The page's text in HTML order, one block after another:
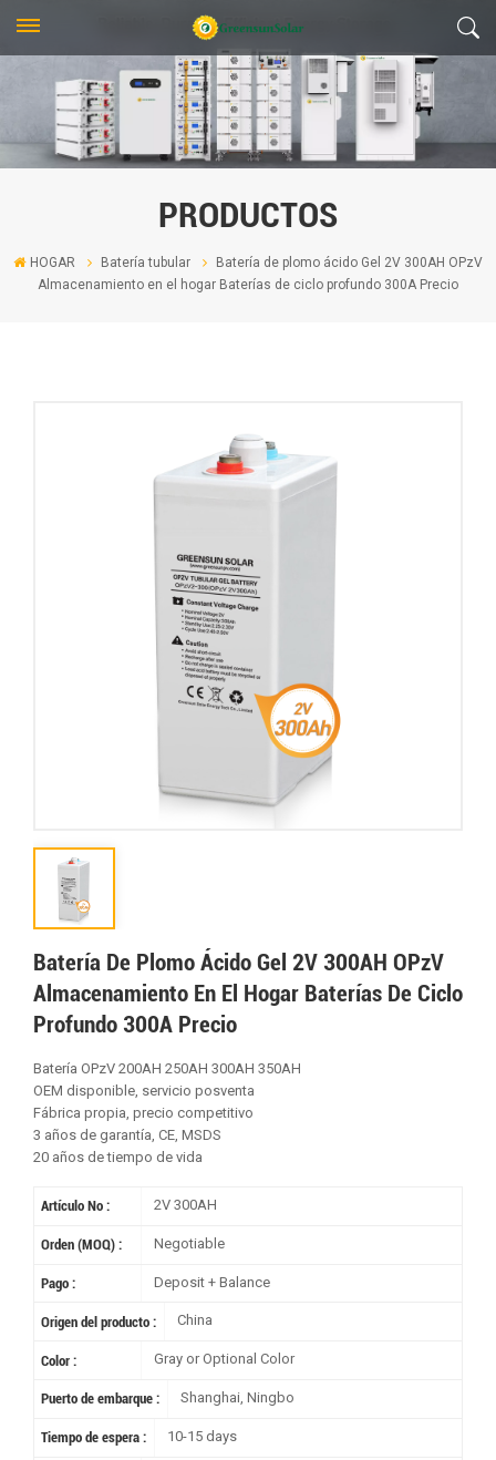
PRODUCTOS
HOGAR Batería tubular
Batería de plomo ácido Gel 2V 300AH OPzV
Almacenamiento en el hogar Baterías de ciclo profundo 300A Precio
Batería De Plomo Ácido Gel 2V 300AH OPzV
Almacenamiento En El Hogar Baterías De Ciclo
Profundo 300A Precio
Batería OPzV 200AH 250AH 300AH 350AH
OEM disponible, servicio posventa
Fábrica propia, precio competitivo
3 años de garantía, CE, MSDS
20 años de tiempo de vida
Artículo No : 2V 300AH
Orden (MOQ) : Negotiable
Pago : Deposit + Balance
Origen del producto : China
Color : Gray or Optional Color
Puerto de embarque : Shanghai, Ningbo
Tiempo de espera : 10-15 days